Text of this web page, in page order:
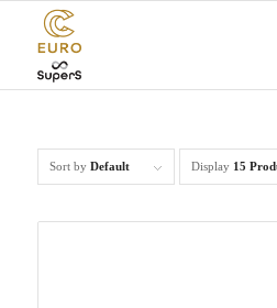
Sort by Default Display 15